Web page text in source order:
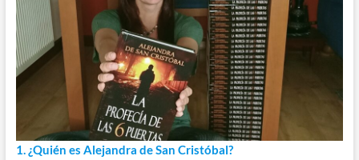
1. ¿Quién es Alejandra de San Cristóbal?